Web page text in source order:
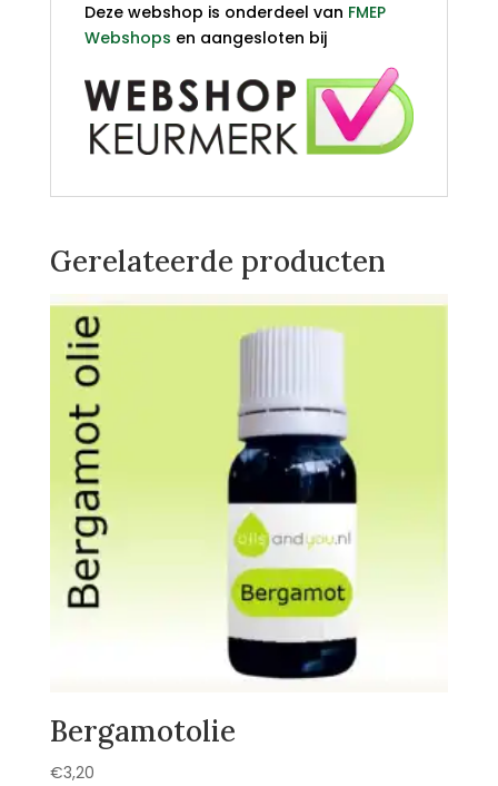
Deze webshop is onderdeel van FMEP
Webshops en aangesloten bij
Gerelateerde producten
Bergamotolie
€3,20